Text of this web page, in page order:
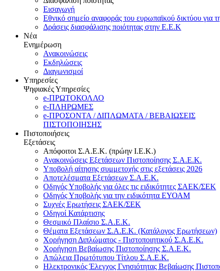
Εισαγωγή
Εθνικό σημείο αναφοράς του ευρωπαϊκού δικτύου για
Δράσεις διασφάλισης ποιότητας στην Ε.Ε.Κ
Νέα
Ενημέρωση
Ανακοινώσεις
Εκδηλώσεις
Διαγωνισμοί
Υπηρεσίες
Ψηφιακές Υπηρεσίες
e-ΠΡΩΤΟΚΟΛΛΟ
e-ΠΛΗΡΩΜΕΣ
e-ΠΡΟΣΟΝΤΑ / ΔΙΠΛΩΜΑΤΑ / ΒΕΒΑΙΩΣΕΙΣ
ΠΙΣΤΟΠΟΙΗΣΗΣ
Πιστοποιήσεις
Εξετάσεις
Απόφοιτοι Σ.Α.Ε.Κ. (πρώην Ι.Ε.Κ.)
Ανακοινώσεις Εξετάσεων Πιστοποίησης Σ.Α.Ε.Κ.
Υποβολή αίτησης συμμετοχής στις εξετάσεις 2026
Αποτελέσματα Εξετάσεων Σ.Α.Ε.Κ.
Οδηγός Υποβολής για όλες τις ειδικότητες ΣΑΕΚ/ΣΕΚ
Οδηγός Υποβολής για την ειδικότητα ΕΥΟΑΜ
Συχνές Ερωτήσεις ΣΑΕΚ/ΣΕΚ
Οδηγοί Κατάρτισης
Θεσμικό Πλαίσιο Σ.Α.Ε.Κ.
Θέματα Εξετάσεων Σ.Α.Ε.Κ. (Κατάλογος Ερωτήσεων)
Χορήγηση Διπλώματος - Πιστοποιητικού Σ.Α.Ε.Κ.
Χορήγηση Βεβαίωσης Πιστοποίησης Σ.Α.Ε.Κ.
Απώλεια Πρωτότυπου Τίτλου Σ.Α.Ε.Κ.
Ηλεκτρονικός Έλεγχος Γνησιότητας Βεβαίωσης